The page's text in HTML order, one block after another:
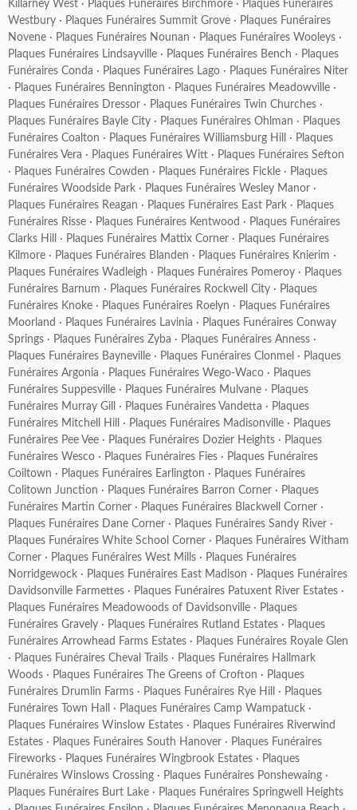
Killarney West · Plaques Funéraires Birchmore · Plaques Funéraires
Westbury · Plaques Funéraires Summit Grove · Plaques Funéraires
Novene · Plaques Funéraires Nounan · Plaques Funéraires Wooleys ·
Plaques Funéraires Lindsayville · Plaques Funéraires Bench · Plaques
Funéraires Conda · Plaques Funéraires Lago · Plaques Funéraires Niter
· Plaques Funéraires Bennington · Plaques Funéraires Meadowville ·
Plaques Funéraires Dressor · Plaques Funéraires Twin Churches ·
Plaques Funéraires Bayle City · Plaques Funéraires Ohlman · Plaques
Funéraires Coalton · Plaques Funéraires Williamsburg Hill · Plaques
Funéraires Vera · Plaques Funéraires Witt · Plaques Funéraires Sefton
· Plaques Funéraires Cowden · Plaques Funéraires Fickle · Plaques
Funéraires Woodside Park · Plaques Funéraires Wesley Manor ·
Plaques Funéraires Reagan · Plaques Funéraires East Park · Plaques
Funéraires Risse · Plaques Funéraires Kentwood · Plaques Funéraires
Clarks Hill
· Plaques Funéraires Mattix Corner · Plaques Funéraires
Kilmore · Plaques Funéraires Blanden · Plaques Funéraires Knierim ·
Plaques Funéraires Wadleigh · Plaques Funéraires Pomeroy · Plaques
Funéraires Barnum · Plaques Funéraires Rockwell City · Plaques
Funéraires Knoke · Plaques Funéraires Roelyn · Plaques Funéraires
Moorland · Plaques Funéraires Lavinia · Plaques Funéraires Conway
Springs · Plaques Funéraires Zyba · Plaques Funéraires Anness ·
Plaques Funéraires Bayneville · Plaques Funéraires Clonmel · Plaques
Funéraires Argonia · Plaques Funéraires Wego-Waco · Plaques
Funéraires Suppesville · Plaques Funéraires Mulvane · Plaques
Funéraires Murray Gill
· Plaques Funéraires Vandetta · Plaques
Funéraires Mitchell Hill
· Plaques Funéraires Madisonville · Plaques
Funéraires Pee Vee · Plaques Funéraires Dozier Heights · Plaques
Funéraires Wesco · Plaques Funéraires Fies · Plaques Funéraires
Coiltown · Plaques Funéraires Earlington · Plaques Funéraires
Colitown Junction · Plaques Funéraires Barron Corner · Plaques
Funéraires Martin Corner · Plaques Funéraires Blackwell Corner ·
Plaques Funéraires Dane Corner · Plaques Funéraires Sandy River ·
Plaques Funéraires White School Corner · Plaques Funéraires Witham
Corner · Plaques Funéraires West Mills · Plaques Funéraires
Norridgewock · Plaques Funéraires East Madison · Plaques Funéraires
Davidsonville Farmettes · Plaques Funéraires Patuxent River Estates ·
Plaques Funéraires Meadowoods of Davidsonville · Plaques
Funéraires Gravely · Plaques Funéraires Rutland Estates · Plaques
Funéraires Arrowhead Farms Estates · Plaques Funéraires Royale Glen
· Plaques Funéraires Cheval Trails · Plaques Funéraires Hallmark
Woods · Plaques Funéraires The Greens of Crofton · Plaques
Funéraires Drumlin Farms · Plaques Funéraires Rye Hill · Plaques
Funéraires Town Hall
· Plaques Funéraires Camp Wampatuck ·
Plaques Funéraires Winslow Estates · Plaques Funéraires Riverwind
Estates · Plaques Funéraires South Hanover · Plaques Funéraires
Fireworks · Plaques Funéraires Wingbrook Estates · Plaques
Funéraires Winslows Crossing · Plaques Funéraires Ponshewaing ·
Plaques Funéraires Burt Lake · Plaques Funéraires Springwell Heights